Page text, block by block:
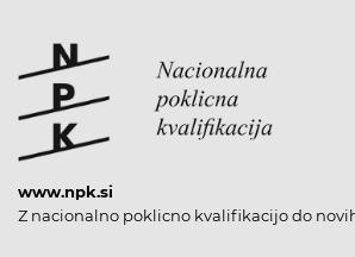
www.npk.si
Z nacionalno poklicno kvalifikacijo do